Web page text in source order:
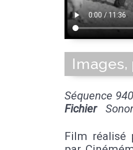
Images,
Séquence
Fichier
Film réalisé